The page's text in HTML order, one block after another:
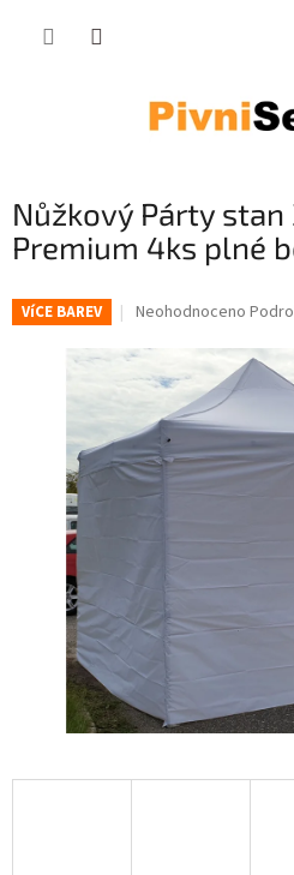
Nůžkový Párty stan
Premium 4ks plné
VíCE BAREV Průměrné hodnocení
Neohodnoceno